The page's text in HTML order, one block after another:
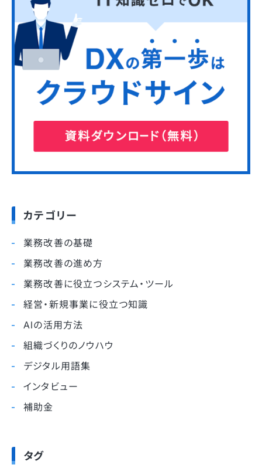
カテゴリー
業務改善の基礎
業務改善の進め方
業務改善に役立つシステム・ツール
経営・新規事業に役立つ知識
AIの活用方法
組織づくりのノウハウ
デジタル用語集
インタビュー
補助金
タグ